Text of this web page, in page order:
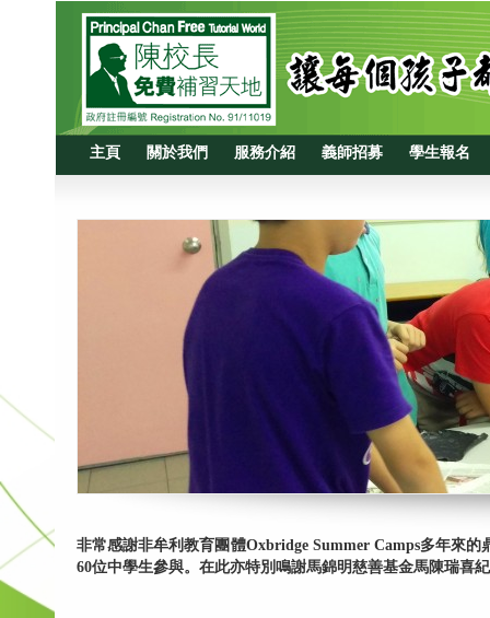
主頁 關於我們 服務介紹 義師招募 學生報名
非常感謝非牟利教育團體Oxbridge Summer Camps多年來
60位中學生參與。在此亦特別鳴謝馬錦明慈善基金馬陳瑞喜